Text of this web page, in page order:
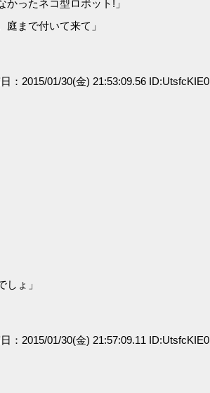
ったネコ型ロボット!」
まで付いて来て」
：2015/01/30(金) 21:53:09.56 ID:UtsfcKIE0
ょ」
：2015/01/30(金) 21:57:09.11 ID:UtsfcKIE0